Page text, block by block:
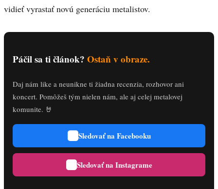
vidieť vyrastať novú generáciu metalistov.
Páčil sa ti článok? Ostaň v obraze.
Daj nám like a neunikne ti žiadna recenzia, rozhovor ani
koncert. Pomôžeš tým nielen nám, ale aj celej metalovej
komunite. 🤘
Sledovať na Facebooku
Sledovať na Instagrame